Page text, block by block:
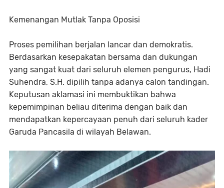
Kemenangan Mutlak Tanpa Oposisi
Proses pemilihan berjalan lancar dan demokratis.
Berdasarkan kesepakatan bersama dan dukungan
yang sangat kuat dari seluruh elemen pengurus, Hadi
Suhendra, S.H. dipilih tanpa adanya calon tandingan.
Keputusan aklamasi ini membuktikan bahwa
kepemimpinan beliau diterima dengan baik dan
mendapatkan kepercayaan penuh dari seluruh kader
Garuda Pancasila di wilayah Belawan.